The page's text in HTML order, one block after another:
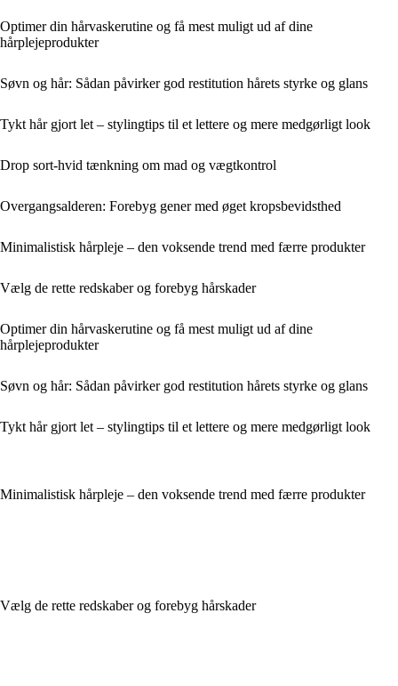
Optimer din hårvaskerutine og få mest muligt ud af dine
hårplejeprodukter
Søvn og hår: Sådan påvirker god restitution hårets styrke og glans
Tykt hår gjort let – stylingtips til et lettere og mere medgørligt look
Drop sort-hvid tænkning om mad og vægtkontrol
Overgangsalderen: Forebyg gener med øget kropsbevidsthed
Minimalistisk hårpleje – den voksende trend med færre produkter
Vælg de rette redskaber og forebyg hårskader
Optimer din hårvaskerutine og få mest muligt ud af dine
hårplejeprodukter
Søvn og hår: Sådan påvirker god restitution hårets styrke og glans
Tykt hår gjort let – stylingtips til et lettere og mere medgørligt look
Minimalistisk hårpleje – den voksende trend med færre produkter
Vælg de rette redskaber og forebyg hårskader